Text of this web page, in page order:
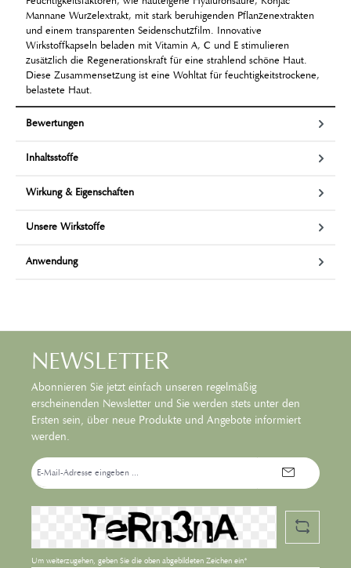
Mannane Wurzelextrakt, mit stark beruhigenden Pflanzenextrakten
und einem transpa­renten Seidenschutzfilm. Innovative
Wirkstoffkapseln beladen mit Vitamin A, C und E stimulieren
zusätzlich die Regenerationskraft für eine strahlend schöne Haut.
Diese Zusammensetzung ist eine Wohltat für feuchtigkeitstrockene,
be­lastete Haut.
Bewertungen
Inhaltsstoffe
Wirkung & Eigenschaften
Unsere Wirkstoffe
Anwendung
NEWSLETTER
Abonnieren Sie jetzt einfach unseren regelmäßig
erscheinenden Newsletter und Sie werden stets unter den
Ersten sein, über neue Produkte und Angebote informiert
werden.
E-
Mail-
Adresse*
Um weiterzugehen, geben Sie die oben abgebildeten Zeichen ein*